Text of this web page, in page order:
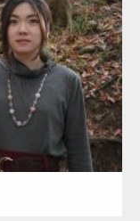
ッチョ) 大胸筋 腹筋